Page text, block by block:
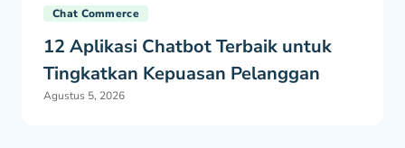
Chat Commerce
12 Aplikasi Chatbot Terbaik untuk
Tingkatkan Kepuasan Pelanggan
Agustus 5, 2026